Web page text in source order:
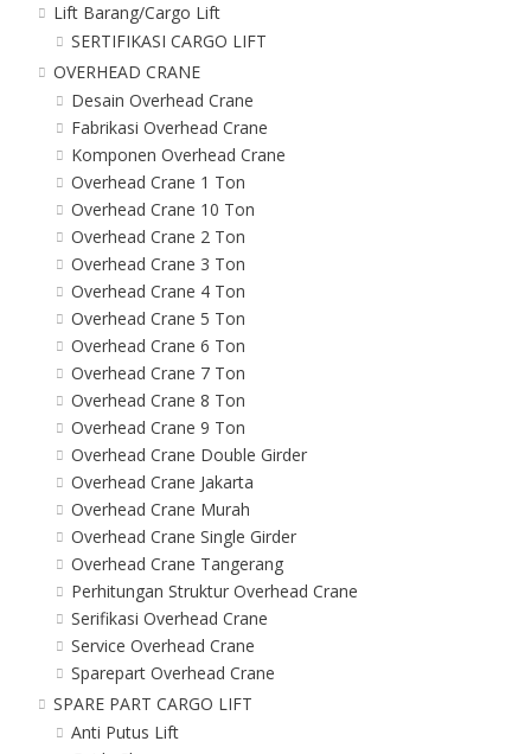
Lift Barang/Cargo Lift
SERTIFIKASI CARGO LIFT
OVERHEAD CRANE
Desain Overhead Crane
Fabrikasi Overhead Crane
Komponen Overhead Crane
Overhead Crane 1 Ton
Overhead Crane 10 Ton
Overhead Crane 2 Ton
Overhead Crane 3 Ton
Overhead Crane 4 Ton
Overhead Crane 5 Ton
Overhead Crane 6 Ton
Overhead Crane 7 Ton
Overhead Crane 8 Ton
Overhead Crane 9 Ton
Overhead Crane Double Girder
Overhead Crane Jakarta
Overhead Crane Murah
Overhead Crane Single Girder
Overhead Crane Tangerang
Perhitungan Struktur Overhead Crane
Serifikasi Overhead Crane
Service Overhead Crane
Sparepart Overhead Crane
SPARE PART CARGO LIFT
Anti Putus Lift